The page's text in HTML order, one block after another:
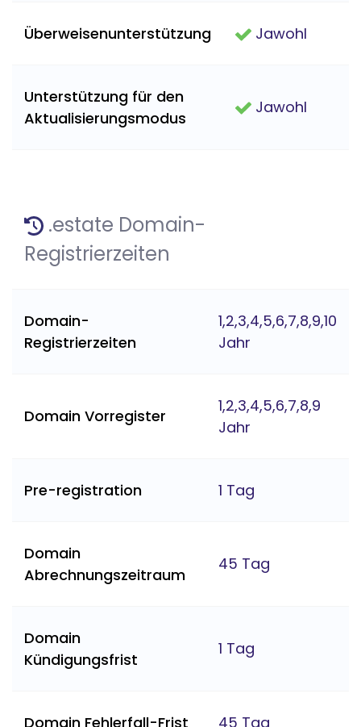
Überweisenunterstützung Jawohl
Unterstützung für den
Aktualisierungsmodus
Jawohl
.estate Domain-
Registrierzeiten
Domain-
Registrierzeiten
1,2,3,4,5,6,7,8,9,10
Jahr
Domain Vorregister
1,2,3,4,5,6,7,8,9
Jahr
Pre-registration 1 Tag
Domain
Abrechnungszeitraum
45 Tag
Domain
Kündigungsfrist
1 Tag
Domain Fehlerfall-Frist 45 Tag